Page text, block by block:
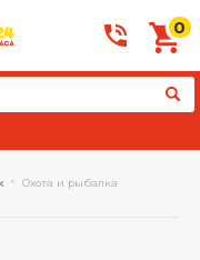
0
Охота и рыбалка